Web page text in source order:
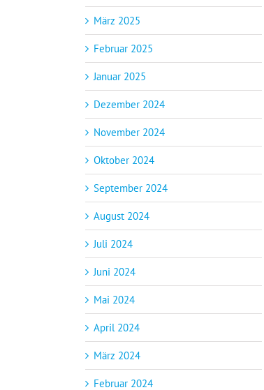
März 2025
Februar 2025
Januar 2025
Dezember 2024
November 2024
Oktober 2024
September 2024
August 2024
Juli 2024
Juni 2024
Mai 2024
April 2024
März 2024
Februar 2024